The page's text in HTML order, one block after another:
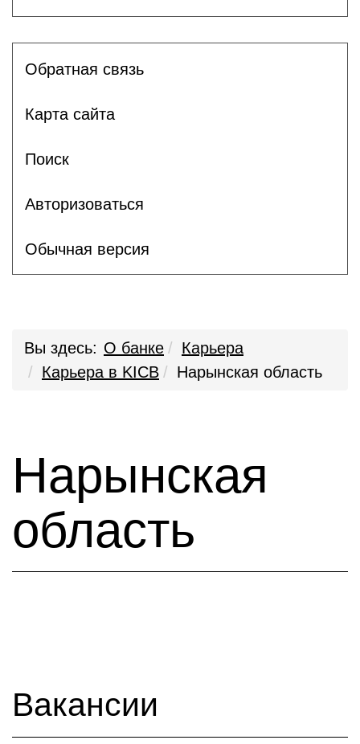
Обратная связь
Карта сайта
Поиск
Авторизоваться
Обычная версия
Вы здесь: О банке
Карьера
Карьера в KICB
Нарынская область
Нарынская
область
Вакансии